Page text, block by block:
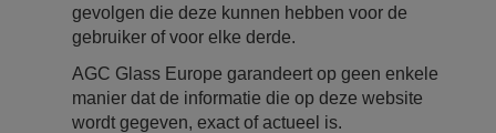
gevolgen die deze kunnen hebben voor de
gebruiker of voor elke derde.
AGC Glass Europe garandeert op geen enkele
manier dat de informatie die op deze website
wordt gegeven, exact of actueel is.